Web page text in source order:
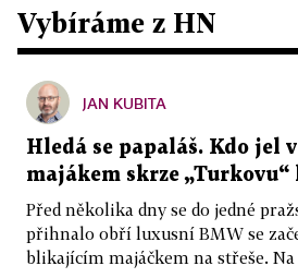
Vybíráme z HN
JAN KUBITA
Hledá se papaláš. Kdo jel
majákem skrze
Před několika dny se do jedné
přihnalo obří luxusní BMW se
blikajícím majáčkem na střeše. Na